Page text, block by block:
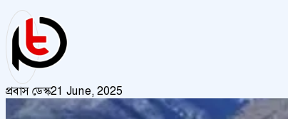
প্রবাস ডেস্ক21 June, 2025